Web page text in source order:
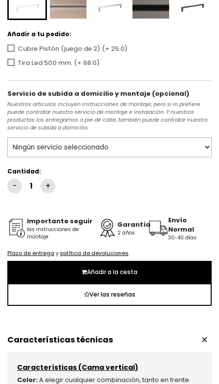
Añadir a tu pedido:
Cubre Pistón (juego de 2) (+ 25.0)
Tira Led 500 mm. (+ 68.0)
Servicio de subida a domicilio y montaje (opcional)
Nuestros artículos incluyen instrucciones de montaje, pero si lo prefiere
puede contratar nuestro servicio de montaje e instalación. Y nuestros
productos los entregamos a pie de calle, también puede contratar nuestro
servicio de subida a domicilio.
Cantidad:
Importante seguir
las instrucciones de
montaje
Garantía
2 años
Envío
Normal
30-40 días
Plazo de entrega ypolítica de devoluciones
Añadir a la cesta
Ver las reseñas
Características técnicas +
Características (Cama vertical)
Color:A elegir cualquier combinación, tanto en frente